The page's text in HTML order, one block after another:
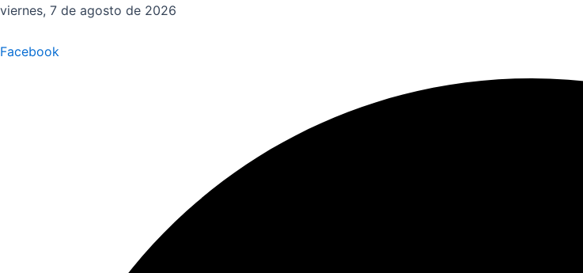
Ir
contenido
viernes, 7 de agosto de 2026
Facebook